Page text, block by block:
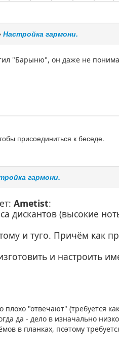
Настройка гармони.
"Барыню", он даже не
присоединиться к беседе.
гармони.
Ametist:
дискантов (высокие
и туго. Причём как
и настроить
плохо "отвечают" (требуется
да - дело в изначально
в планках, поэтому